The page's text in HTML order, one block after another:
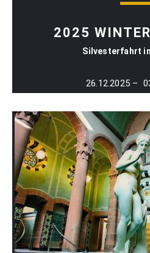
2025
Silvesterfahrt
26.12.2025 –